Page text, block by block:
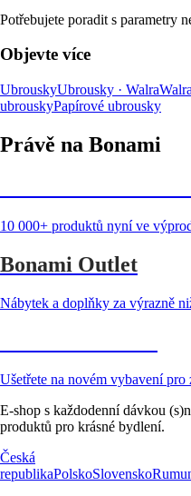
Potřebujete poradit s parametry
Objevte více
UbrouskyUbrousky · WalraWalra
ubrouskyPapírové ubrousky
Právě na Bonami
10 000+ produktů nyní ve
Bonami Outlet
Nábytek a doplňky za výrazně
Ušetřete na novém vybavení pro
E-shop s každodenní dávkou
produktů pro krásné bydlení.
Česká
republikaPolskoSlovensko